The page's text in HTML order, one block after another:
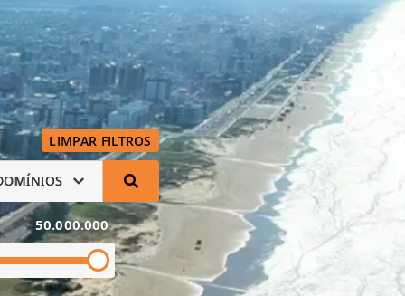
LIMPAR FILTROS
50.000.000